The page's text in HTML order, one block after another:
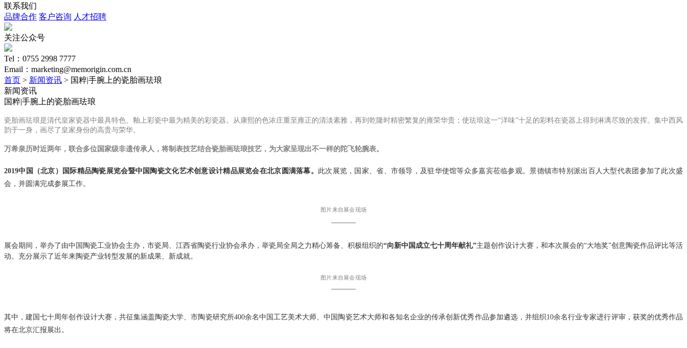
联系我们
品牌合作 客户咨询 人才招聘
关注公众号
Tel：0755 2998 7777
Email：marketing@memorigin.com.cn
首页 > 新闻资讯 > 国粹|手腕上的瓷胎画珐琅
新闻资讯
国粹|手腕上的瓷胎画珐琅
瓷胎画珐琅是清代皇家瓷器中最具特色、釉上彩瓷中最为精美的彩瓷器。从康熙的色浓庄重至雍正的清淡素雅，再到乾隆时精密繁复的雍荣华贵；使珐琅这一“洋味”十足的彩料在瓷器上得到淋漓尽致的发挥。集中西风
韵于一身，画尽了皇家身份的高贵与荣华。
万希泉历时近两年，联合多位国家级非遗传承人 ，将制表技艺结合瓷胎画珐琅技艺，为大家呈现出不一样的陀飞轮腕表。
2019中国（北京）国际精品陶瓷展览会暨中国陶瓷文化艺术创意设计精品展览会在北京 圆满落幕。 此次展览，国家、省、市领导，及驻华使馆等众多嘉宾莅临参观。景德镇市特别派出百人大型代表团参加了此次盛
会，并圆满完成参展工作。
图片来自展会现场
———
展会期间，举办了由中国陶瓷工业协会主办，市瓷局、江西省陶瓷行业协会承办，举瓷局全局之力精心筹备、积极组织的“向新中国成立七十周年献礼”主题创作设计大赛，和本次展会的“大地奖”创意陶瓷作品评比等活
动。充分展示了近年来陶瓷产业转型发展的新成果、新成就。
图片来自展会现场
———
其中，建国七十周年创作设计大赛，共征集涵盖陶瓷大学、市陶瓷研究所400余名中国工艺美术大师、中国陶瓷艺术大师和各知名企业的传承创新优秀作品参加遴选，并组织10余名行业专家进行评审， 获奖的优秀作品
将在北京汇报展出。